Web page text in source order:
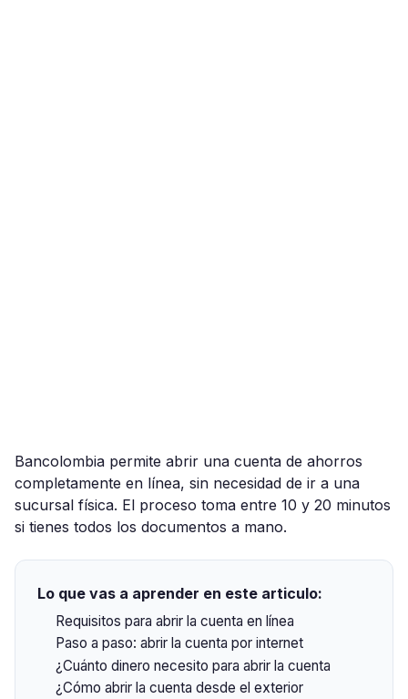
Bancolombia permite abrir una cuenta de ahorros
completamente en línea, sin necesidad de ir a una
sucursal física. El proceso toma entre 10 y 20 minutos
si tienes todos los documentos a mano.
Lo que vas a aprender en este articulo:
Requisitos para abrir la cuenta en línea
Paso a paso: abrir la cuenta por internet
¿Cuánto dinero necesito para abrir la cuenta
¿Cómo abrir la cuenta desde el exterior